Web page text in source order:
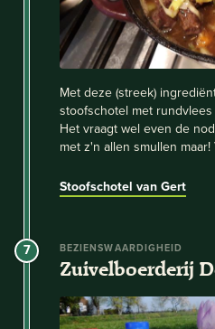
Met deze (streek)
stoofschotel met
Het vraagt wel even de
met z'n allen smullen
Stoofschotel van Gert
7 BEZIENSWAARDIGHEID
Zuivelboerderij